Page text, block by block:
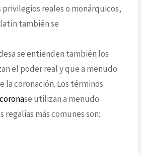
reales o monárquicos,
también se
se entienden también los
el poder real y que a menudo
la coronación. Los términos
se utilizan a menudo
más comunes son: